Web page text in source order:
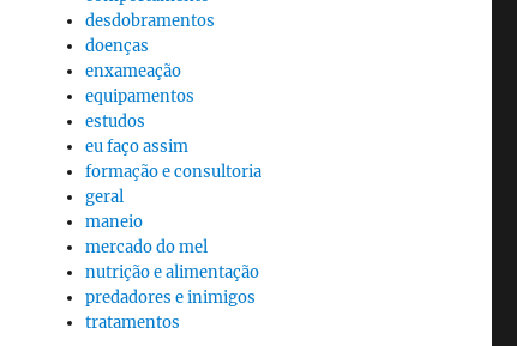
desdobramentos
doenças
enxameação
equipamentos
estudos
eu faço assim
formação e consultoria
geral
maneio
mercado do mel
nutrição e alimentação
predadores e inimigos
tratamentos